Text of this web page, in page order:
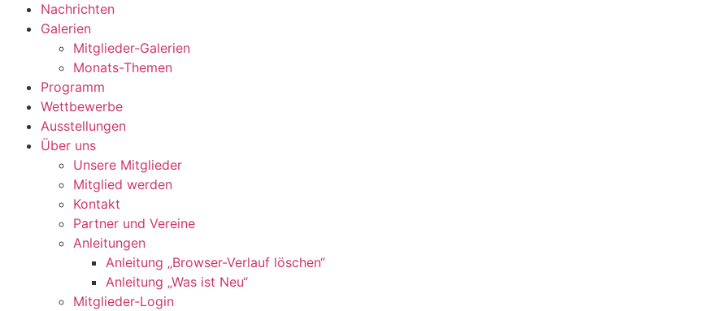
Nachrichten
Galerien
Mitglieder-Galerien
Monats-Themen
Programm
Wettbewerbe
Ausstellungen
Über uns
Unsere Mitglieder
Mitglied werden
Kontakt
Partner und Vereine
Anleitungen
Anleitung „Browser-Verlauf löschen“
Anleitung „Was ist Neu“
Mitglieder-Login